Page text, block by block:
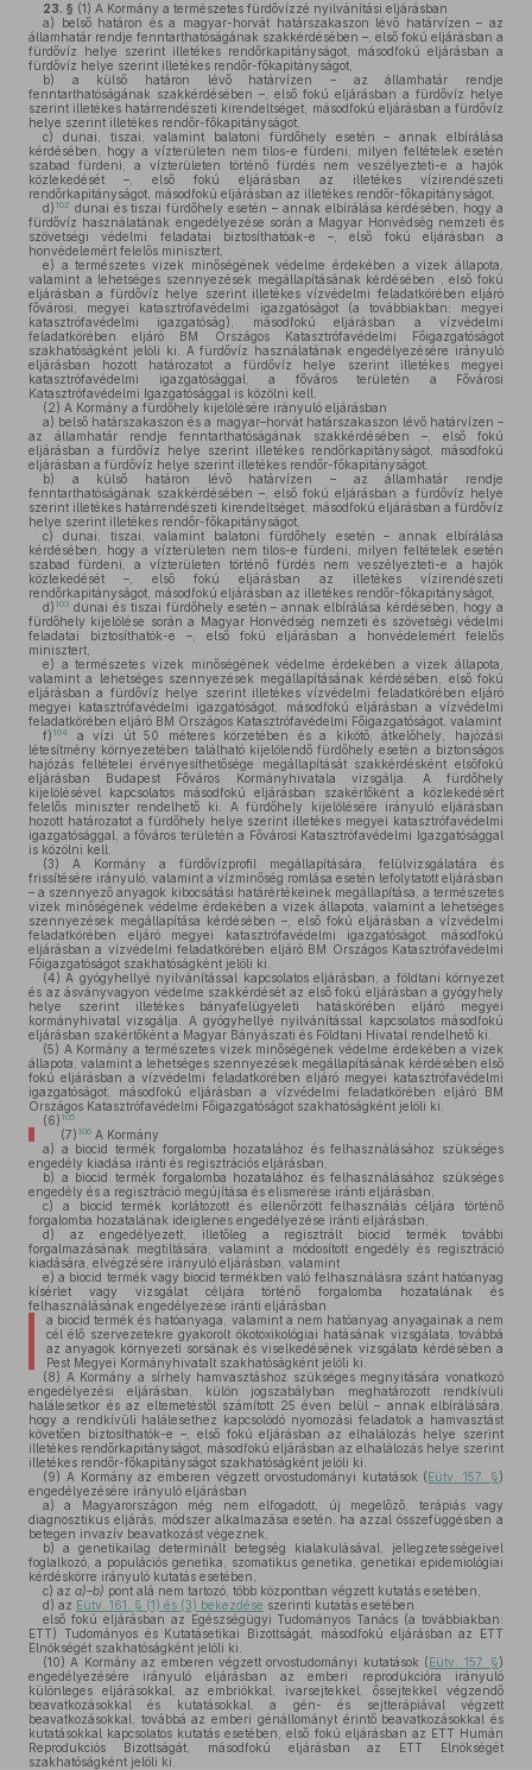
23. § (1) A Kormány a természetes fürdővízzé nyilvánítási eljárásban
a) belső határon és a magyar-horvát határszakaszon lévő határvízen – az
államhatár rendje fenntarthatóságának szakkérdésében –, első fokú eljárásban a
fürdővíz helye szerint illetékes rendőrkapitányságot, másodfokú eljárásban a
fürdővíz helye szerint illetékes rendőr-főkapitányságot,
b) a külső határon lévő határvízen – az államhatár rendje
fenntarthatóságának szakkérdésében –, első fokú eljárásban a fürdővíz helye
szerint illetékes határrendészeti kirendeltséget, másodfokú eljárásban a fürdővíz
helye szerint illetékes rendőr-főkapitányságot,
c) dunai, tiszai, valamint balatoni fürdőhely esetén – annak elbírálása
kérdésében, hogy a vízterületen nem tilos-e fürdeni, milyen feltételek esetén
szabad fürdeni, a vízterületen történő fürdés nem veszélyezteti-e a hajók
közlekedését –, első fokú eljárásban az illetékes vízirendészeti
rendőrkapitányságot, másodfokú eljárásban az illetékes rendőr-főkapitányságot,
d) 102 dunai és tiszai fürdőhely esetén – annak elbírálása kérdésében, hogy a
fürdővíz használatának engedélyezése során a Magyar Honvédség nemzeti és
szövetségi védelmi feladatai biztosíthatóak-e –, első fokú eljárásban a
honvédelemért felelős minisztert,
e) a természetes vizek minőségének védelme érdekében a vizek állapota,
valamint a lehetséges szennyezések megállapításának kérdésében , első fokú
eljárásban a fürdővíz helye szerint illetékes vízvédelmi feladatkörében eljáró
fővárosi, megyei katasztrófavédelmi igazgatóságot (a továbbiakban: megyei
katasztrófavédelmi igazgatóság), másodfokú eljárásban a vízvédelmi
feladatkörében eljáró BM Országos Katasztrófavédelmi Főigazgatóságot
szakhatóságként jelöli ki. A fürdővíz használatának engedélyezésére irányuló
eljárásban hozott határozatot a fürdővíz helye szerint illetékes megyei
katasztrófavédelmi igazgatósággal, a főváros területén a Fővárosi
Katasztrófavédelmi Igazgatósággal is közölni kell.
(2) A Kormány a fürdőhely kijelölésére irányuló eljárásban
a) belső határszakaszon és a magyar–horvát határszakaszon lévő határvízen –
az államhatár rendje fenntarthatóságának szakkérdésében –, első fokú
eljárásban a fürdővíz helye szerint illetékes rendőrkapitányságot, másodfokú
eljárásban a fürdővíz helye szerint illetékes rendőr-főkapitányságot,
b) a külső határon lévő határvízen – az államhatár rendje
fenntarthatóságának szakkérdésében –, első fokú eljárásban a fürdővíz helye
szerint illetékes határrendészeti kirendeltséget, másodfokú eljárásban a fürdővíz
helye szerint illetékes rendőr-főkapitányságot,
c) dunai, tiszai, valamint balatoni fürdőhely esetén – annak elbírálása
kérdésében, hogy a vízterületen nem tilos-e fürdeni, milyen feltételek esetén
szabad fürdeni, a vízterületen történő fürdés nem veszélyezteti-e a hajók
közlekedését –, első fokú eljárásban az illetékes vízirendészeti
rendőrkapitányságot, másodfokú eljárásban az illetékes rendőr-főkapitányságot,
d) 103 dunai és tiszai fürdőhely esetén – annak elbírálása kérdésében, hogy a
fürdőhely kijelölése során a Magyar Honvédség nemzeti és szövetségi védelmi
feladatai biztosíthatók-e –, első fokú eljárásban a honvédelemért felelős
minisztert,
e) a természetes vizek minőségének védelme érdekében a vizek állapota,
valamint a lehetséges szennyezések megállapításának kérdésében, első fokú
eljárásban a fürdővíz helye szerint illetékes vízvédelmi feladatkörében eljáró
megyei katasztrófavédelmi igazgatóságot, másodfokú eljárásban a vízvédelmi
feladatkörében eljáró BM Országos Katasztrófavédelmi Főigazgatóságot, valamint
f) 104
a vízi út 50 méteres körzetében és a kikötő, átkelőhely, hajózási
létesítmény környezetében található kijelölendő fürdőhely esetén a biztonságos
hajózás feltételei érvényesíthetősége megállapítását szakkérdésként elsőfokú
eljárásban Budapest Főváros Kormányhivatala vizsgálja. A fürdőhely
kijelölésével kapcsolatos másodfokú eljárásban szakértőként a közlekedésért
felelős miniszter rendelhető ki. A fürdőhely kijelölésére irányuló eljárásban
hozott határozatot a fürdőhely helye szerint illetékes megyei katasztrófavédelmi
igazgatósággal, a főváros területén a Fővárosi Katasztrófavédelmi Igazgatósággal
is közölni kell.
(3) A Kormány a fürdővízprofil megállapítására, felülvizsgálatára és
frissítésére irányuló, valamint a vízminőség romlása esetén lefolytatott eljárásban
– a szennyező anyagok kibocsátási határértékeinek megállapítása, a természetes
vizek minőségének védelme érdekében a vizek állapota, valamint a lehetséges
szennyezések megállapítása kérdésében –, első fokú eljárásban a vízvédelmi
feladatkörében eljáró megyei katasztrófavédelmi igazgatóságot, másodfokú
eljárásban a vízvédelmi feladatkörében eljáró BM Országos Katasztrófavédelmi
Főigazgatóságot szakhatóságként jelöli ki.
(4) A gyógyhellyé nyilvánítással kapcsolatos eljárásban, a földtani környezet
és az ásványvagyon védelme szakkérdését az első fokú eljárásban a gyógyhely
helye szerint illetékes bányafelügyeleti hatáskörében eljáró megyei
kormányhivatal vizsgálja. A gyógyhellyé nyilvánítással kapcsolatos másodfokú
eljárásban szakértőként a Magyar Bányászati és Földtani Hivatal rendelhető ki.
(5) A Kormány a természetes vizek minőségének védelme érdekében a vizek
állapota, valamint a lehetséges szennyezések megállapításának kérdésében első
fokú eljárásban a vízvédelmi feladatkörében eljáró megyei katasztrófavédelmi
igazgatóságot, másodfokú eljárásban a vízvédelmi feladatkörében eljáró BM
Országos Katasztrófavédelmi Főigazgatóságot szakhatóságként jelöli ki.
(6) 105
(7) 106A Kormány
a) a biocid termék forgalomba hozatalához és felhasználásához szükséges
engedély kiadása iránti és regisztrációs eljárásban,
b) a biocid termék forgalomba hozatalához és felhasználásához szükséges
engedély és a regisztráció megújítása és elismerése iránti eljárásban,
c) a biocid termék korlátozott és ellenőrzött felhasználás céljára történő
forgalomba hozatalának ideiglenes engedélyezése iránti eljárásban,
d) az engedélyezett, illetőleg a regisztrált biocid termék további
forgalmazásának megtiltására, valamint a módosított engedély és regisztráció
kiadására, elvégzésére irányuló eljárásban, valamint
e) a biocid termék vagy biocid termékben való felhasználásra szánt hatóanyag
kísérlet vagy vizsgálat céljára történő forgalomba hozatalának és
felhasználásának engedélyezése iránti eljárásban
a biocid termék és hatóanyaga, valamint a nem hatóanyag anyagainak a nem
cél élő szervezetekre gyakorolt ökotoxikológiai hatásának vizsgálata, továbbá
az anyagok környezeti sorsának és viselkedésének vizsgálata kérdésében a
Pest Megyei Kormányhivatalt szakhatóságként jelöli ki.
(8) A Kormány a sírhely hamvasztáshoz szükséges megnyitására vonatkozó
engedélyezési eljárásban, külön jogszabályban meghatározott rendkívüli
halálesetkor és az eltemetéstől számított 25 éven belül – annak elbírálására,
hogy a rendkívüli halálesethez kapcsolódó nyomozási feladatok a hamvasztást
követően biztosíthatók-e –, első fokú eljárásban az elhalálozás helye szerint
illetékes rendőrkapitányságot, másodfokú eljárásban az elhalálozás helye szerint
illetékes rendőr-főkapitányságot szakhatóságként jelöli ki.
(9) A Kormány az emberen végzett orvostudományi kutatások (Eütv. 157. §)
engedélyezésére irányuló eljárásban
a) a Magyarországon még nem elfogadott, új megelőző, terápiás vagy
diagnosztikus eljárás, módszer alkalmazása esetén, ha azzal összefüggésben a
betegen invazív beavatkozást végeznek,
b) a genetikailag determinált betegség kialakulásával, jellegzetességeivel
foglalkozó, a populációs genetika, szomatikus genetika, genetikai epidemiológiai
kérdéskörre irányuló kutatás esetében,
c) az a)–b) pont alá nem tartozó, több központban végzett kutatás esetében,
d) az Eütv. 161. § (1) és (3) bekezdése szerinti kutatás esetében
első fokú eljárásban az Egészségügyi Tudományos Tanács (a továbbiakban:
ETT) Tudományos és Kutatásetikai Bizottságát, másodfokú eljárásban az ETT
Elnökségét szakhatóságként jelöli ki.
(10) A Kormány az emberen végzett orvostudományi kutatások (Eütv. 157. §)
engedélyezésére irányuló eljárásban az emberi reprodukcióra irányuló
különleges eljárásokkal, az embriókkal, ivarsejtekkel, őssejtekkel végzendő
beavatkozásokkal és kutatásokkal, a gén- és sejtterápiával végzett
beavatkozásokkal, továbbá az emberi génállományt érintő beavatkozásokkal és
kutatásokkal kapcsolatos kutatás esetében, első fokú eljárásban az ETT Humán
Reprodukciós Bizottságát, másodfokú eljárásban az ETT Elnökségét
szakhatóságként jelöli ki.